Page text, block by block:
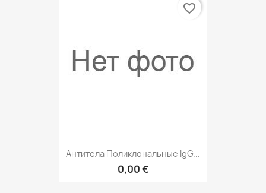
Антитела Поликлональные IgG...
0,00 €
favorite_border